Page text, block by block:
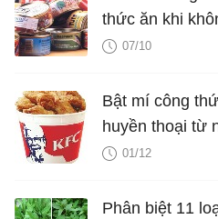
thức ăn khi
07/10
Bật mí công
huyền thoại từ
01/12
Phân biệt 11